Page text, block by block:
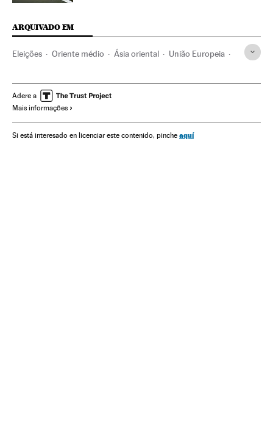
ARQUIVADO EM
Eleições Oriente médio Ásia oriental União Europeia
Relações exteriores Brexit
Euroceticismo
Unión política europea Referendo China Geopolítica
Adere a
Mais informações
Si está interesado en licenciar este contenido, pinche aquí